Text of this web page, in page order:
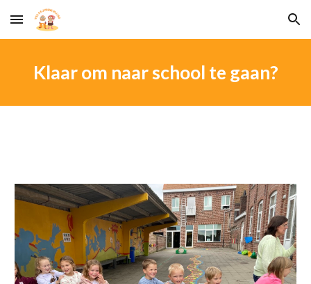
Skip to main content Skip to navigation
Klaar om naar school te gaan?